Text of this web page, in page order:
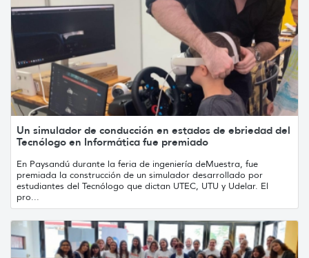
Un simulador de conducción en estados de ebriedad del
Tecnólogo en Informática fue premiado
En Paysandú durante la feria de ingeniería deMuestra, fue
premiada la construcción de un simulador desarrollado por
estudiantes del Tecnólogo que dictan UTEC, UTU y Udelar. El
pro...